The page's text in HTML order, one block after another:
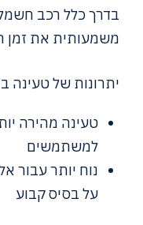
משמעותית את זמן
יתרונות של טעינה
טעינה מהירה
למשתמשים
נוח יותר עבור
על בסיס קבוע